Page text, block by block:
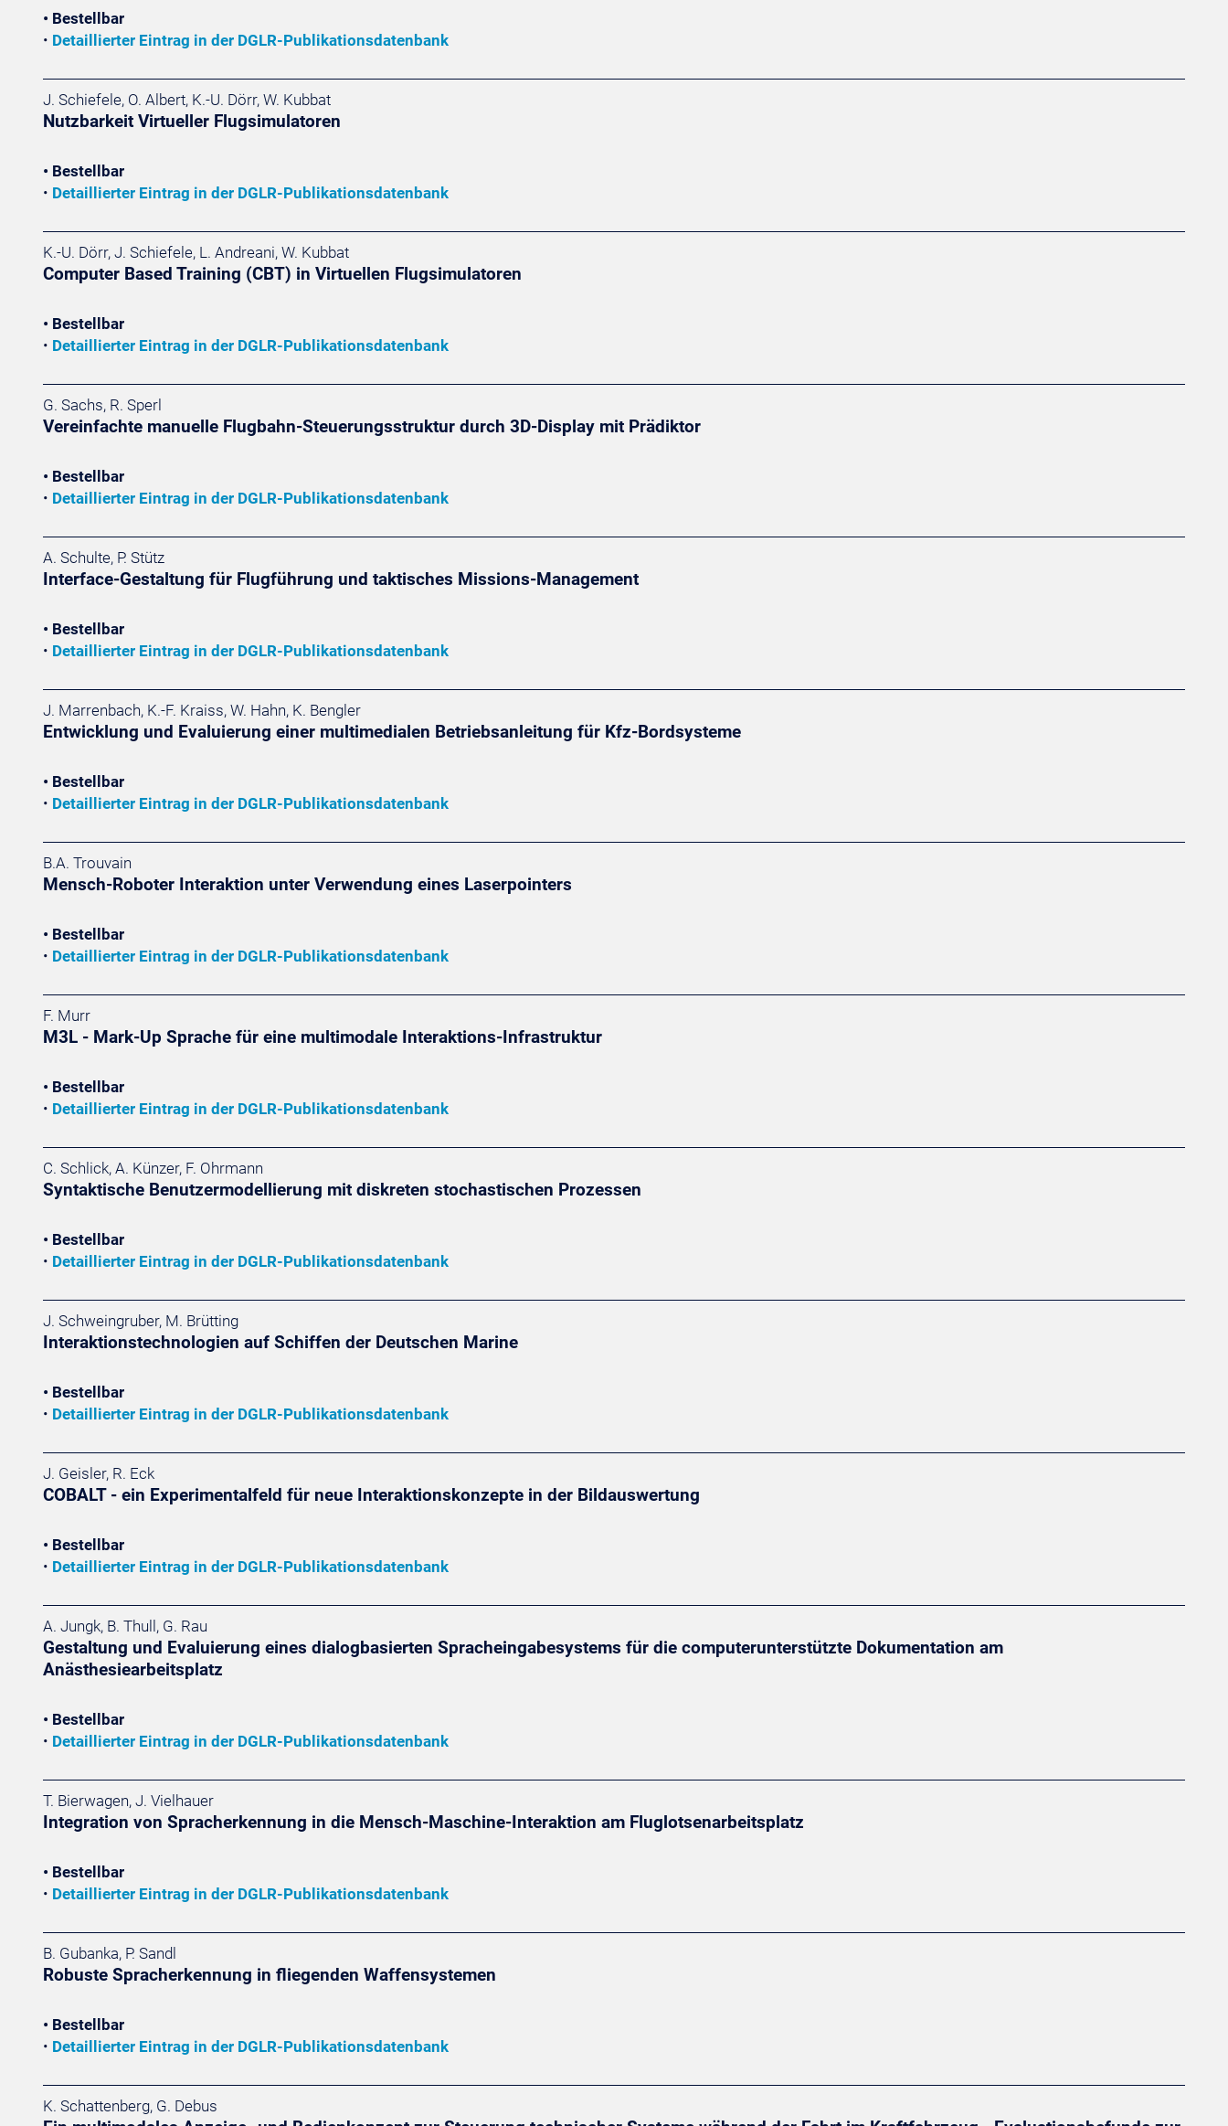
• Bestellbar
• Detaillierter Eintrag in der DGLR-Publikationsdatenbank
J. Schiefele, O. Albert, K.-U. Dörr, W. Kubbat
Nutzbarkeit Virtueller Flugsimulatoren
• Bestellbar
• Detaillierter Eintrag in der DGLR-Publikationsdatenbank
K.-U. Dörr, J. Schiefele, L. Andreani, W. Kubbat
Computer Based Training (CBT) in Virtuellen Flugsimulatoren
• Bestellbar
• Detaillierter Eintrag in der DGLR-Publikationsdatenbank
G. Sachs, R. Sperl
Vereinfachte manuelle Flugbahn-Steuerungsstruktur durch 3D-Display mit Prädiktor
• Bestellbar
• Detaillierter Eintrag in der DGLR-Publikationsdatenbank
A. Schulte, P. Stütz
Interface-Gestaltung für Flugführung und taktisches Missions-Management
• Bestellbar
• Detaillierter Eintrag in der DGLR-Publikationsdatenbank
J. Marrenbach, K.-F. Kraiss, W. Hahn, K. Bengler
Entwicklung und Evaluierung einer multimedialen Betriebsanleitung für Kfz-Bordsysteme
• Bestellbar
• Detaillierter Eintrag in der DGLR-Publikationsdatenbank
B.A. Trouvain
Mensch-Roboter Interaktion unter Verwendung eines Laserpointers
• Bestellbar
• Detaillierter Eintrag in der DGLR-Publikationsdatenbank
F. Murr
M3L - Mark-Up Sprache für eine multimodale Interaktions-Infrastruktur
• Bestellbar
• Detaillierter Eintrag in der DGLR-Publikationsdatenbank
C. Schlick, A. Künzer, F. Ohrmann
Syntaktische Benutzermodellierung mit diskreten stochastischen Prozessen
• Bestellbar
• Detaillierter Eintrag in der DGLR-Publikationsdatenbank
J. Schweingruber, M. Brütting
Interaktionstechnologien auf Schiffen der Deutschen Marine
• Bestellbar
• Detaillierter Eintrag in der DGLR-Publikationsdatenbank
J. Geisler, R. Eck
COBALT - ein Experimentalfeld für neue Interaktionskonzepte in der Bildauswertung
• Bestellbar
• Detaillierter Eintrag in der DGLR-Publikationsdatenbank
A. Jungk, B. Thull, G. Rau
Gestaltung und Evaluierung eines dialogbasierten Spracheingabesystems für die computerunterstützte Dokumentation am
Anästhesiearbeitsplatz
• Bestellbar
• Detaillierter Eintrag in der DGLR-Publikationsdatenbank
T. Bierwagen, J. Vielhauer
Integration von Spracherkennung in die Mensch-Maschine-Interaktion am Fluglotsenarbeitsplatz
• Bestellbar
• Detaillierter Eintrag in der DGLR-Publikationsdatenbank
B. Gubanka, P. Sandl
Robuste Spracherkennung in fliegenden Waffensystemen
• Bestellbar
• Detaillierter Eintrag in der DGLR-Publikationsdatenbank
K. Schattenberg, G. Debus